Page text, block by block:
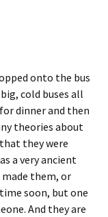
onto the bus
cold buses all
dinner and then
theories about
they were
a very ancient
them, or
soon, but one
And they are